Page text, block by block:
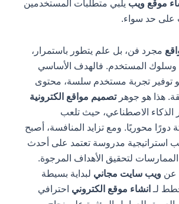
موقع ويبيلبي متطلبات المستخدمين
حد سواء.
مجرد فن، بل علم يتطور باستمرار،
وسلوك المستخدم. فالهدف الأساسي
تجربة مستخدم سلسة، محتوى
هذا هو جوهرتصميم مواقع الكترونية
الاصطناعي، حيث تلعب
دورًا محوريًا. ومع تزايد المنافسة، أصبح
مدروسة تعتمد على أحدث
لتحقيق الأهداف المرجوة.
ويب سايت مجانيلبداية بسيطة
لـانشاء موقع الكترونياحترافي